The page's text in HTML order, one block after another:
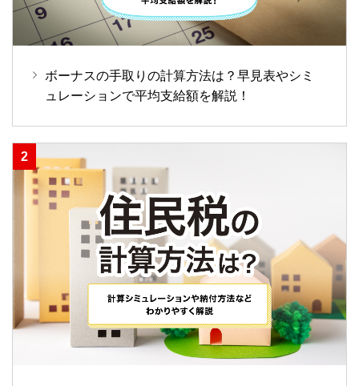
ボーナスの手取りの計算方法は？早見表やシミ
ュレーションで平均支給額を解説！